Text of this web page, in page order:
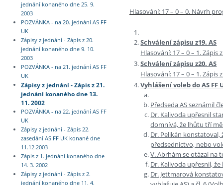
jednání konaného dne 25. 9.
2003
POZVÁNKA - na 20. jednání AS FF
UK
Zápisy z jednání - Zápis z 20.
jednání konaného dne 9. 10.
2003
POZVÁNKA - na 21. jednání AS FF
UK
Zápisy z jednání - Zápis z 21.
jednání konaného dne 13.
11. 2002
POZVÁNKA - na 22. jednání AS FF
UK
Zápisy z jednání - Zápis 22.
zasedání AS FF UK konané dne
11.12.2003
Zápis z 1. jednání konaného dne
14. 3. 2002
Zápisy z jednání - Zápis z 2.
jednání konaného dne 11. 4.
Hlasování: 17 – 0 – 0. Návrh
Schválení zápisu z19. AS
Hlasování: 17 – 0 – 1. Zápis
Schválení zápisu z20. AS
Hlasování: 17 – 0 – 1. Zápis
Vyhlášení voleb do AS FF
Předseda AS seznámil
Dr. Kalivoda upřesnil
domnívá, že lhůtu tří
Dr. Pelikán
předsednictvo, nebo
V. Abrhám se otázal na
Dr. Kalivoda upřesnil,
Dr. Jettmarová